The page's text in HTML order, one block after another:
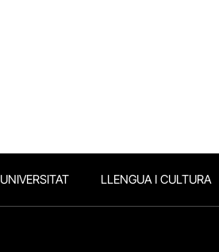
UNIVERSITAT LLENGUA I CULTURA